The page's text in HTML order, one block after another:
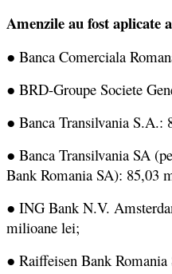
Amenzile au fost aplicate
● Banca Comerciala
● BRD-Groupe Societe
● Banca Transilvania S.A.:
● Banca Transilvania SA
Bank Romania SA): 85,03
● ING Bank N.V.
milioane lei;
● Raiffeisen Bank